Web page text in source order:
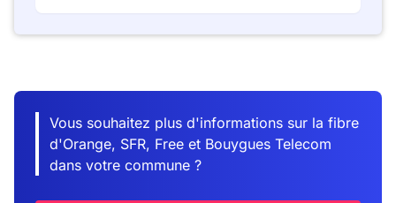
Vous souhaitez plus d'informations sur la fibre
d'Orange, SFR, Free et Bouygues Telecom
dans votre commune ?